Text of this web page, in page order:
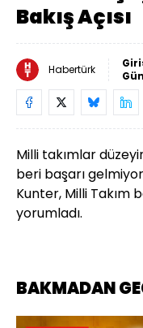
Bakış Açısı
Habertürk
Milli takımlar
beri başarı
Kunter, Milli Takım
yorumladı.
BAKMADAN